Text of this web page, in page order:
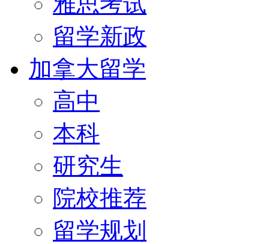
留学新政
加拿大留学
高中
本科
研究生
院校推荐
留学规划